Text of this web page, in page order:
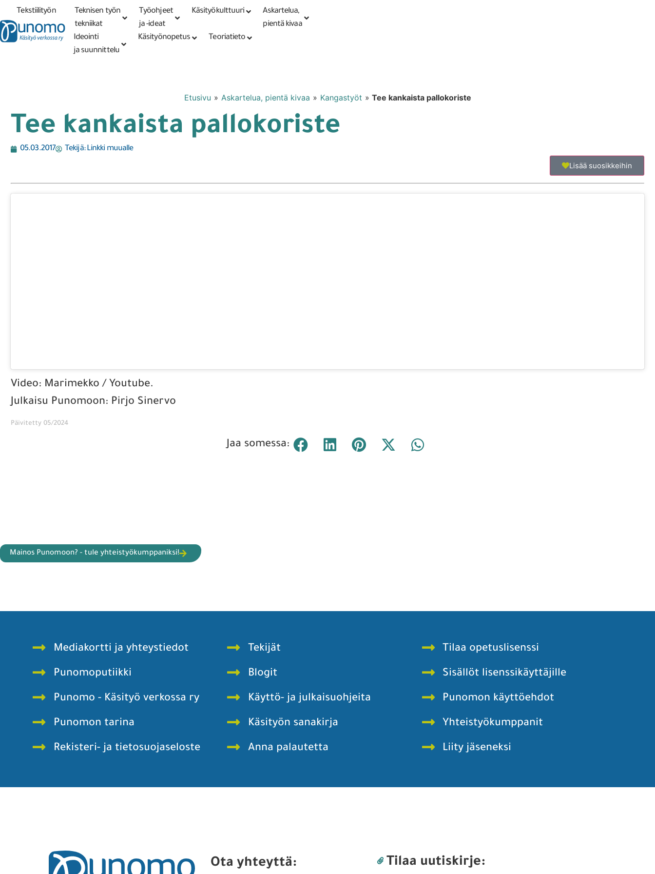
Tarkennettu PunomoputiikkiKirjaudu tai
rekisteröidy
Tekstiilityön
tekniikat
Teknisen työn
tekniikat
Työohjeet
ja -ideat
Käsityökulttuuri
Askartelua,
pientä kivaa
Ideointi
ja suunnittelu
Käsityönopetus Teoriatieto
Etusivu » Askartelua, pientä kivaa » Kangastyöt » Tee kankaista pallokoriste
Tee kankaista pallokoriste
05.03.2017 Tekijä:Linkki muualle
Lisää suosikkeihin
Video: Marimekko / Youtube.
Julkaisu Punomoon: Pirjo Sinervo
Päivitetty 05/2024
Jaa somessa:
Mainos Punomoon? - tule yhteistyökumppaniksi!
Mediakortti ja yhteystiedot
Punomoputiikki
Punomo - Käsityö verkossa ry
Punomon tarina
Rekisteri- ja tietosuojaseloste
Tekijät
Blogit
Käyttö- ja julkaisuohjeita
Käsityön sanakirja
Anna palautetta
Tilaa opetuslisenssi
Sisällöt lisenssikäyttäjille
Punomon käyttöehdot
Yhteistyökumppanit
Liity jäseneksi
Ota yhteyttä: Tilaa uutiskirje: